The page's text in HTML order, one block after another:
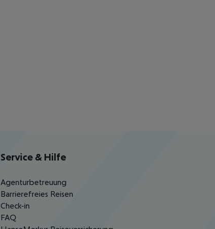
Service & Hilfe
Agenturbetreuung
Barrierefreies Reisen
Check-in
FAQ